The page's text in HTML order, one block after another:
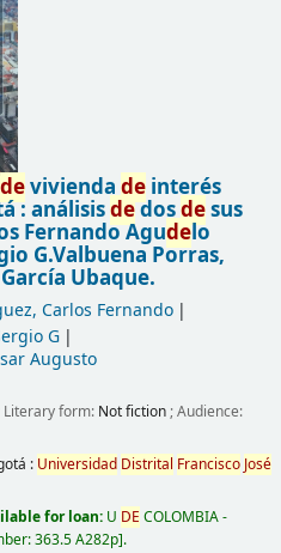
devivienda deinterés
: análisisdedosdesus
Fernando Agudelo
G.Valbuena Porras,
Ubaque.
Carlos Fernando
G
Augusto
Literary form: Not fiction; Audience:
: Universidad Distrital Francisco José
for loan: U DE COLOMBIA -
363.5 A282p .